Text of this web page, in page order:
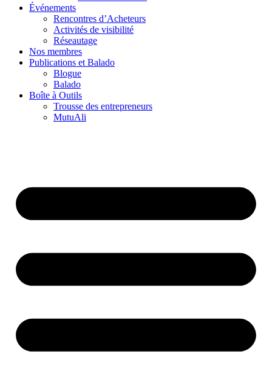
Événements
Rencontres d’Acheteurs
Activités de visibilité
Réseautage
Nos membres
Publications et Balado
Blogue
Balado
Boîte à Outils
Trousse des entrepreneurs
MutuAli